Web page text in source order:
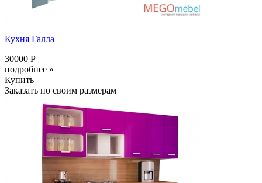
Кухня Галла
30000 Р
подробнее »
Купить
Заказать по своим размерам